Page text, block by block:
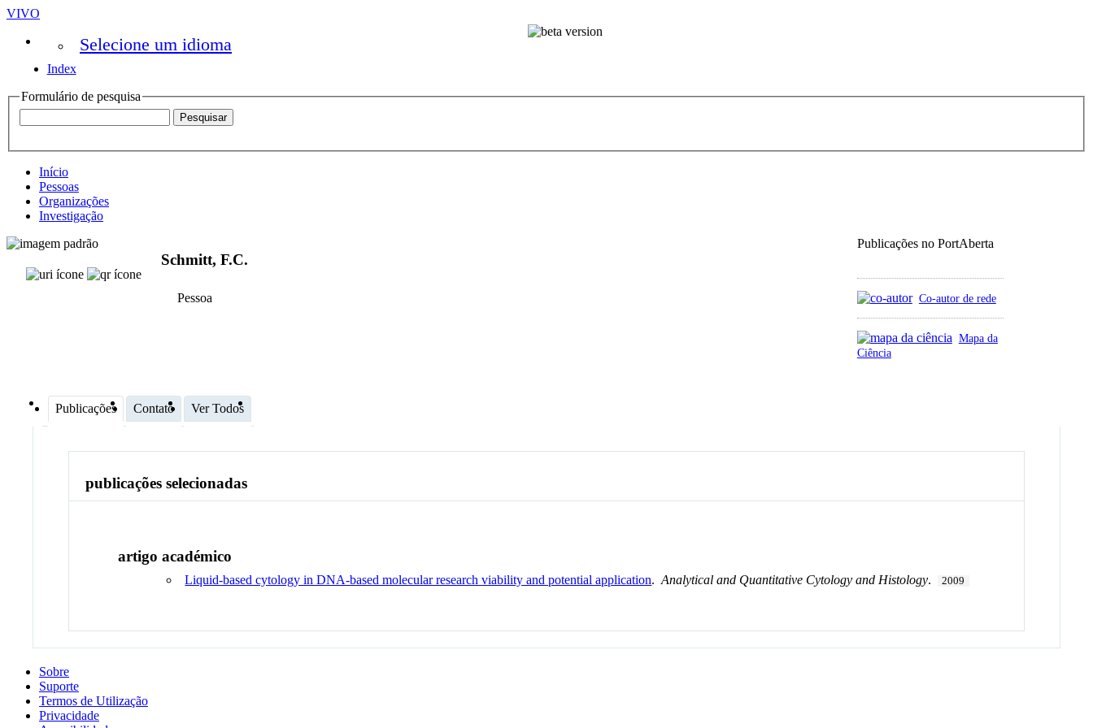
VIVO
Selecione um idioma
Index
Formulário de pesquisa
Início
Pessoas
Organizações
Investigação
Publicações no PortAberta
Co-autor de rede
Mapa da
Ciência
Schmitt, F.C.
Pessoa
Publicações Contato Ver Todos
publicações selecionadas
artigo académico
Liquid-based cytology in DNA-based molecular research viability and potential application.Analytical and Quantitative Cytology and Histology. 2009
Sobre
Suporte
Termos de Utilização
Privacidade